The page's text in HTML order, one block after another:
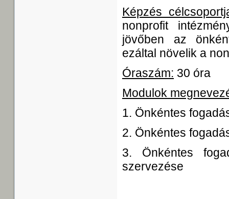
Képzés
nonprofit
jövőben az
ezáltal növelik a
Óraszám: 30 óra
Modulok
1. Önkéntes
2. Önkéntes
3. Önkéntes
szervezése